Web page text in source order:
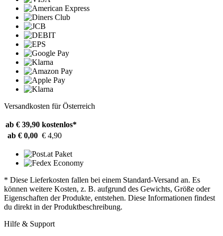
Versandkosten für Österreich
ab € 39,90 kostenlos*
ab € 0,00 € 4,90
* Diese Lieferkosten fallen bei einem Standard-Versand an. Es
können weitere Kosten, z. B. aufgrund des Gewichts, Größe oder
Eigenschaften der Produkte, entstehen. Diese Informationen findest
du direkt in der Produktbeschreibung.
Hilfe & Support